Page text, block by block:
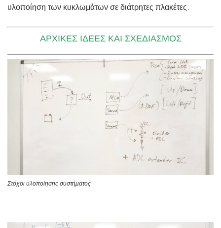
υλοποίηση των κυκλωμάτων σε διάτρητες πλακέτες.
ΑΡΧΙΚΈΣ ΙΔΈΕΣ ΚΑΙ ΣΧΕΔΙΑΣΜΌΣ
Στόχοι υλοποίησης συστήματος